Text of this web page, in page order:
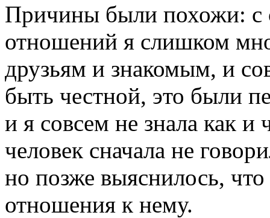
Причины были похожи: с
отношений я слишком
друзьям и знакомым, и
быть честной, это были
и я совсем не знала как и
человек сначала не
но позже выяснилось,
отношения к нему.